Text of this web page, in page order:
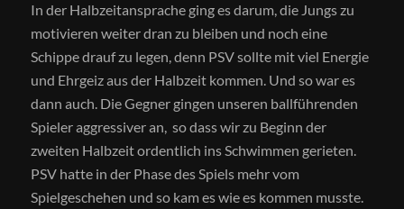
In der Halbzeitansprache ging es darum, die Jungs zu
motivieren weiter dran zu bleiben und noch eine
Schippe drauf zu legen, denn PSV sollte mit viel Energie
und Ehrgeiz aus der Halbzeit kommen. Und so war es
dann auch. Die Gegner gingen unseren ballführenden
Spieler aggressiver an, so dass wir zu Beginn der
zweiten Halbzeit ordentlich ins Schwimmen gerieten.
PSV hatte in der Phase des Spiels mehr vom
Spielgeschehen und so kam es wie es kommen musste.